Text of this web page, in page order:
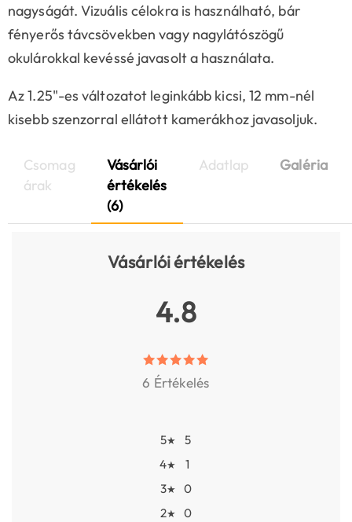
nagyságát. Vizuális célokra is használható, bár
fényerős távcsövekben vagy nagylátószögű
okulárokkal kevéssé javasolt a használata.
Az 1.25"-es változatot leginkább kicsi, 12 mm-nél
kisebb szenzorral ellátott kamerákhoz javasoljuk.
Csomag
árak
Vásárlói
értékelés
(6)
Adatlap Galéria
Vásárlói értékelés
4.8
6 Értékelés
5★
5
4★
1
3★
0
2★
0